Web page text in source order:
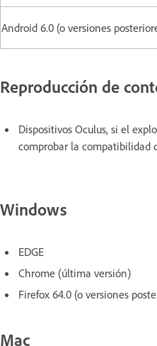
Android 6.0 (o versiones
Reproducción de
Dispositivos Oculus, si el
comprobar la compatibilidad
Windows
EDGE
Chrome (última versión)
Firefox 64.0 (o versiones
Mac